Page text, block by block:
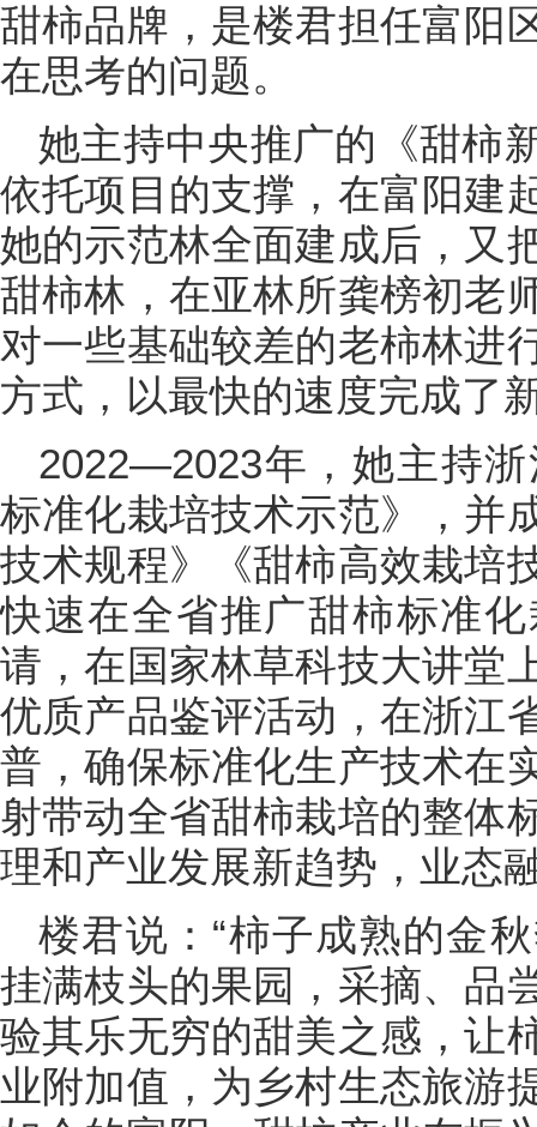
甜柿品牌，是楼君担任富阳
在思考的问题。
她主持中央推广的《甜柿
依托项目的支撑，在富阳建
她的示范林全面建成后，又
甜柿林，在亚林所龚榜初老
对一些基础较差的老柿林进
方式，以最快的速度完成了
2022—2023年，她主持
标准化栽培技术示范》，并
技术规程》《甜柿高效栽培
快速在全省推广甜柿标准
请，在国家林草科技大讲堂
优质产品鉴评活动，在浙江
普，确保标准化生产技术在
射带动全省甜柿栽培的整体
理和产业发展新趋势，业态
楼君说：“柿子成熟的金
挂满枝头的果园，采摘、品
验其乐无穷的甜美之感，让
业附加值，为乡村生态旅游